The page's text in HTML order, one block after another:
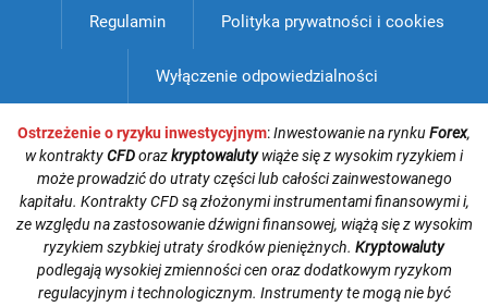
Regulamin Polityka prywatności i cookies
Wyłączenie odpowiedzialności
Ostrzeżenie o ryzyku inwestycyjnym:Inwestowanie na rynkuForex,
w kontraktyCFDorazkryptowalutywiąże się z wysokim ryzykiem i
może prowadzić do utraty części lub całości zainwestowanego
kapitału. Kontrakty CFD są złożonymi instrumentami finansowymi i,
ze względu na zastosowanie dźwigni finansowej, wiążą się z wysokim
ryzykiem szybkiej utraty środków pieniężnych. Kryptowaluty
podlegają wysokiej zmienności cen oraz dodatkowym ryzykom
regulacyjnym i technologicznym. Instrumenty te mogą nie być